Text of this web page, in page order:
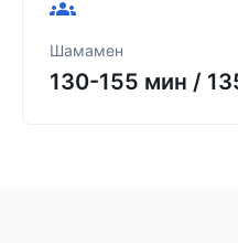
Шамамен
130-155 мин /